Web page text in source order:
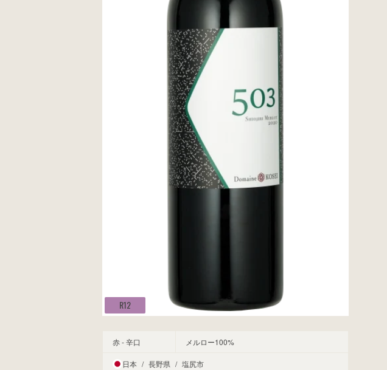
R12
赤 - 辛口 メルロー100%
日本 / 長野県 / 塩尻市